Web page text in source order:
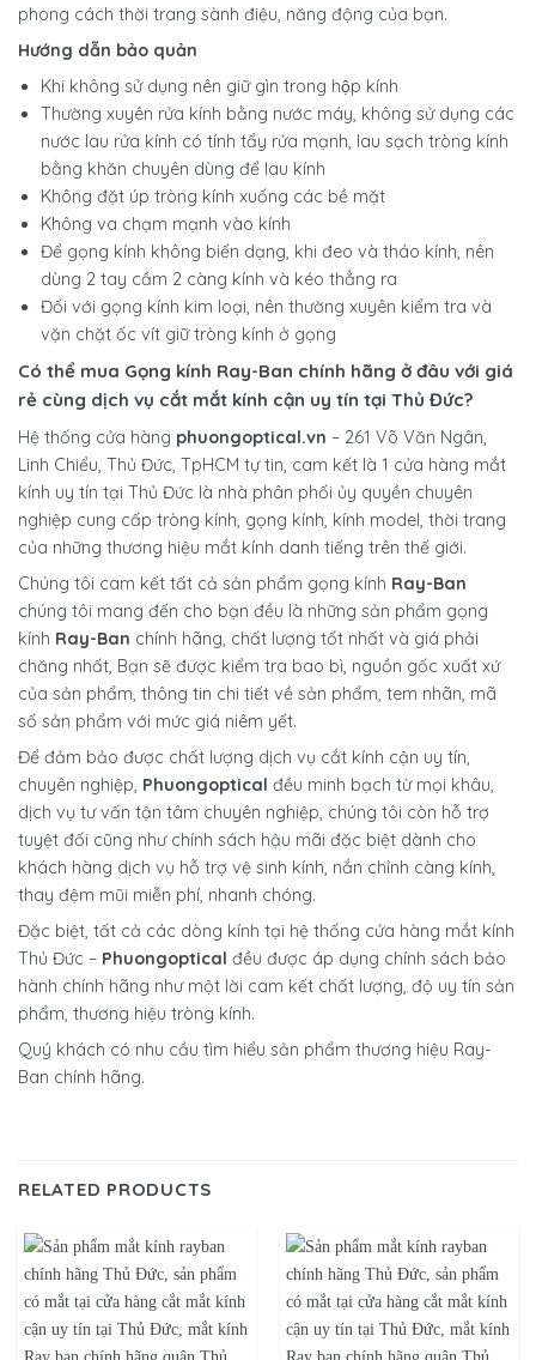
phong cách thời trang sành điệu, năng động của bạn.
Hướng dẫn bảo quản
Khi không sử dụng nên giữ gìn trong hộp kính
Thường xuyên rửa kính bằng nước máy, không sử dụng các
nước lau rửa kính có tính tẩy rửa mạnh, lau sạch tròng kính
bằng khăn chuyên dùng để lau kính
Không đặt úp tròng kính xuống các bề mặt
Không va chạm mạnh vào kính
Để gọng kính không biến dạng, khi đeo và tháo kính, nên
dùng 2 tay cầm 2 càng kính và kéo thẳng ra
Đối với gọng kính kim loại, nên thường xuyên kiểm tra và
vặn chặt ốc vít giữ tròng kính ở gọng
Có thể mua Gọng kính Ray-Ban chính hãng ở đâu với giá
rẻ cùng dịch vụ cắt mắt kính cận uy tín tại Thủ Đức?
Hệ thống cửa hàng phuongoptical.vn – 261 Võ Văn Ngân,
Linh Chiểu, Thủ Đức, TpHCM tự tin, cam kết là 1 cửa hàng mắt
kính uy tín tại Thủ Đức là nhà phân phối ủy quyền chuyên
nghiệp cung cấp tròng kính, gọng kính, kính model, thời trang
của những thương hiệu mắt kính danh tiếng trên thế giới.
Chúng tôi cam kết tất cả sản phẩm gọng kính Ray-Ban
chúng tôi mang đến cho bạn đều là những sản phẩm gọng
kính Ray-Ban chính hãng, chất lượng tốt nhất và giá phải
chăng nhất, Bạn sẽ được kiểm tra bao bì, nguồn gốc xuất xứ
của sản phẩm, thông tin chi tiết về sản phẩm, tem nhãn, mã
số sản phẩm với mức giá niêm yết.
Để đảm bảo được chất lượng dịch vụ cắt kính cận uy tín,
chuyên nghiệp, Phuongoptical đều minh bạch từ mọi khâu,
dịch vụ tư vấn tận tâm chuyên nghiệp, chúng tôi còn hỗ trợ
tuyệt đối cũng như chính sách hậu mãi đặc biệt dành cho
khách hàng dịch vụ hỗ trợ vệ sinh kính, nắn chỉnh càng kính,
thay đệm mũi miễn phí, nhanh chóng.
Đặc biệt, tất cả các dòng kính tại hệ thống cửa hàng mắt kính
Thủ Đức – Phuongoptical đều được áp dụng chính sách bảo
hành chính hãng như một lời cam kết chất lượng, độ uy tín sản
phẩm, thương hiệu tròng kính.
Quý khách có nhu cầu tìm hiểu sản phẩm thương hiệu Ray-
Ban chính hãng.
RELATED PRODUCTS